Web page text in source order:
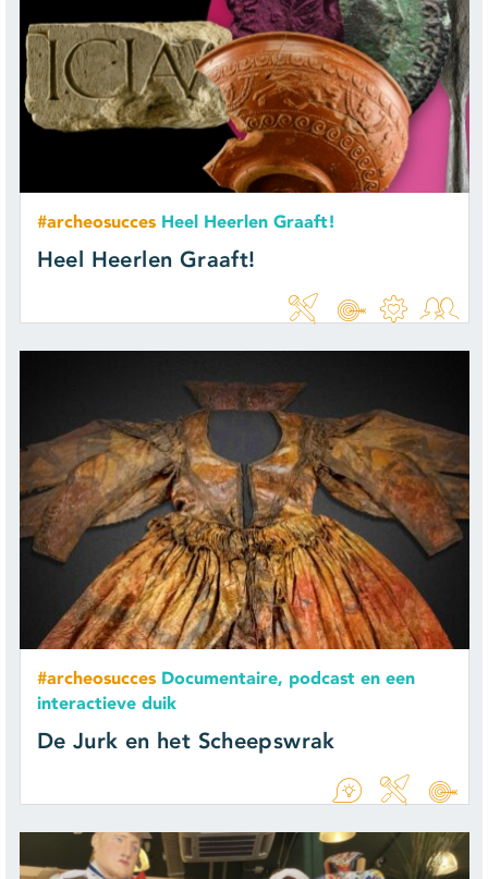
#archeosucces Heel Heerlen Graaft!
Heel Heerlen Graaft!
#archeosucces Documentaire, podcast en een
interactieve duik
De Jurk en het Scheepswrak